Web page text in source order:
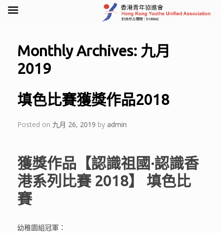
contentMonthly Archives: 九月
2019
填色比賽獲獎作品2018
Posted on 九月 26, 2019 by admin
獲獎作品【認識祖國·認識香
港系列比賽 2018】 填色比
賽
幼稚園組冠軍：